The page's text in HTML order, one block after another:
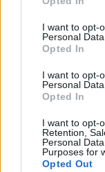
I want to opt-
Personal Data.
Opted In
I want to opt-
Personal
Opted In
I want to opt-
Retention,
Personal
Purposes for
Opted Out